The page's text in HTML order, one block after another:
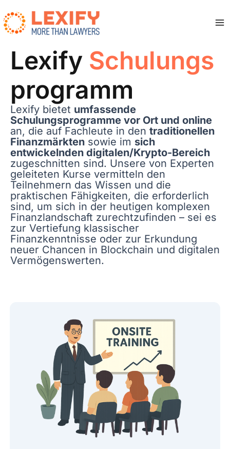
Inhalt
springen
Lexify Schulungs
programm
Lexify bietet umfassende
Schulungsprogramme vor Ort und online
an, die auf Fachleute in den traditionellen
Finanzmärkten sowie im sich
entwickelnden digitalen/Krypto-Bereich
zugeschnitten sind. Unsere von Experten
geleiteten Kurse vermitteln den
Teilnehmern das Wissen und die
praktischen Fähigkeiten, die erforderlich
sind, um sich in der heutigen komplexen
Finanzlandschaft zurechtzufinden – sei es
zur Vertiefung klassischer
Finanzkenntnisse oder zur Erkundung
neuer Chancen in Blockchain und digitalen
Vermögenswerten.